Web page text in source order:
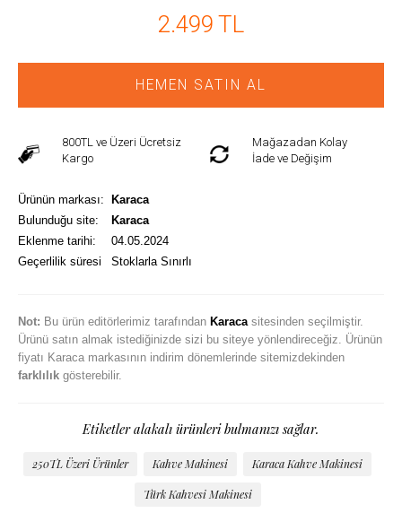
2.499 TL
HEMEN SATIN AL
800TL ve Üzeri Ücretsiz
Kargo
Mağazadan Kolay
İade ve Değişim
Ürünün markası:
Karaca
Bulunduğu site:
Karaca
Eklenme tarihi:
04.05.2024
Geçerlilik süresi
Stoklarla Sınırlı
Not: Bu ürün editörlerimiz tarafından Karacasitesinden seçilmiştir.
Ürünü satın almak istediğinizde sizi bu siteye yönlendireceğiz. Ürünün
fiyatı Karaca markasının indirim dönemlerinde sitemizdekinden
farklılıkgösterebilir.
Etiketler alakalı ürünleri bulmanızı sağlar.
250TL Üzeri Ürünler Kahve Makinesi Karaca Kahve Makinesi
Türk Kahvesi Makinesi